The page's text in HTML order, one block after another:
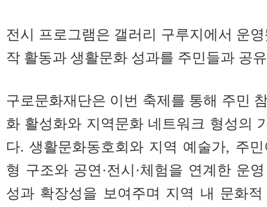
전시 프로그램은 갤러리 구루지에서 운
작 활동과 생활문화 성과를 주민들과 공
구로문화재단은 이번 축제를 통해 주민
화 활성화와 지역문화 네트워크 형성의
다. 생활문화동호회와 지역 예술가, 주
형 구조와 공연·전시·체험을 연계한 운
성과 확장성을 보여주며 지역 내 문화